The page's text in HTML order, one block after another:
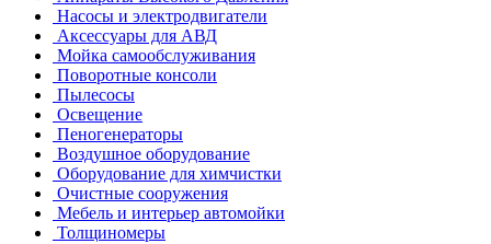
Насосы и электродвигатели
Аксессуары для АВД
Мойка самообслуживания
Поворотные консоли
Пылесосы
Освещение
Пеногенераторы
Воздушное оборудование
Оборудование для химчистки
Очистные сооружения
Мебель и интерьер автомойки
Толщиномеры